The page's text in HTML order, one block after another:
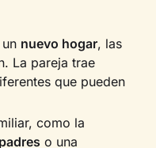
nuevo hogar, las
La pareja trae
que pueden
como la
o una